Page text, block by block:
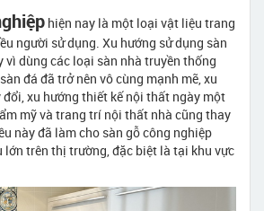
hiện nay là một loại vật liệu trang
người sử dụng. Xu hướng sử dụng sàn
vì dùng các loại sàn nhà truyền thống
đá đã trở nên vô cùng mạnh mẽ, xu
xu hướng thiết kế nội thất ngày một
mỹ và trang trí nội thất nhà cũng thay
này đã làm cho sàn gỗ công nghiệp
lớn trên thị trường, đặc biệt là tại khu vực